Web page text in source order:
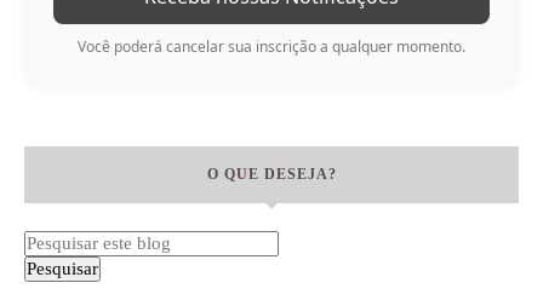
Você poderá cancelar sua inscrição a qualquer momento.
O QUE DESEJA?